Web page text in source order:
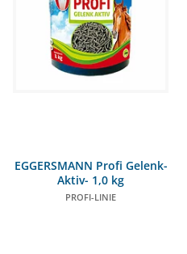
EGGERSMANN Profi Gelenk-
Aktiv- 1,0 kg
PROFI-LINIE